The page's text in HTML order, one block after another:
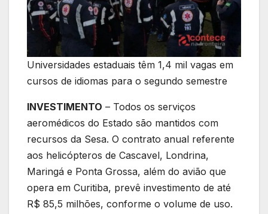
Universidades estaduais têm 1,4 mil vagas em
cursos de idiomas para o segundo semestre
INVESTIMENTO – Todos os serviços
aeromédicos do Estado são mantidos com
recursos da Sesa. O contrato anual referente
aos helicópteros de Cascavel, Londrina,
Maringá e Ponta Grossa, além do avião que
opera em Curitiba, prevê investimento de até
R$ 85,5 milhões, conforme o volume de uso.